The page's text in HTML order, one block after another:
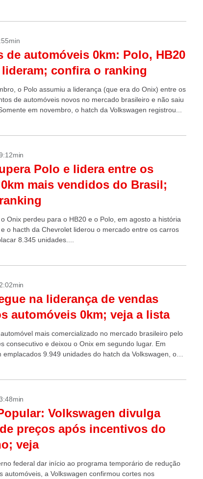
de automóveis 0km: Polo, HB20
confira o ranking
o Polo assumiu a liderança (que era do Onix) entre os
de automóveis novos no mercado brasileiro e não saiu
em novembro, o hatch da Volkswagen registrou...
Polo e lidera entre os
mais vendidos do Brasil;
Onix perdeu para o HB20 e o Polo, em agosto a história
o hacth da Chevrolet liderou o mercado entre os carros
8.345 unidades....
na liderança de vendas
automóveis 0km; veja a lista
mais comercializado no mercado brasileiro pelo
consecutivo e deixou o Onix em segundo lugar. Em
emplacados 9.949 unidades do hatch da Volkswagen, ou
Volkswagen divulga
preços após incentivos do
veja
federal dar início ao programa temporário de redução
automóveis, a Volkswagen confirmou cortes nos